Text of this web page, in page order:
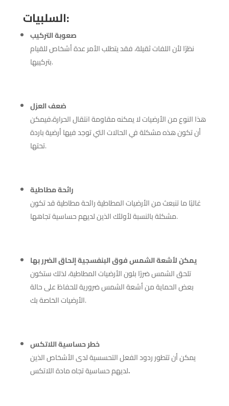
السلبيات:
صعوبة التركيب
نظرًا لأن اللفات ثقيلة، فقد يتطلب الأمر عدة أشخاص للقيام
بتركيبها.
ضعف العزل
هذا النوع من الأرضيات لا يمكنه مقاومة انتقال الحرارة،فيمكن
أن تكون هذه مشكلة في الحالات التي توجد فيها أرضية باردة
تحتها.
رائحة مطاطية
غالبًا ما تنبعث من الأرضيات المطاطية رائحة مطاطية قد تكون
مشكلة بالنسبة لأولئك الذين لديهم حساسية تجاهها.
يمكن لأشعة الشمس فوق البنفسجية إلحاق الضرر بها
تلحق الشمس ضررًا بلون الأرضيات المطاطية، لذلك ستكون
بعض الحماية من أشعة الشمس ضرورية للحفاظ على حالة
الأرضيات الخاصة بك.
خطر حساسية اللاتكس
يمكن أن تتطور ردود الفعل التحسسية لدى الأشخاص الذين
لديهم حساسية تجاه مادة اللاتكس.